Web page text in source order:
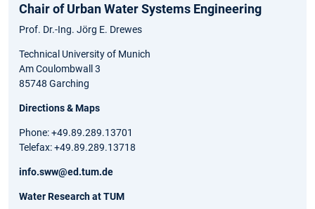
Chair of Urban Water Systems Engineering
Prof. Dr.-Ing. Jörg E. Drewes
Technical University of Munich
Am Coulombwall 3
85748 Garching
Directions & Maps
Phone: +49.89.289.13701
Telefax: +49.89.289.13718
info.sww@ed.tum.de
Water Research at TUM